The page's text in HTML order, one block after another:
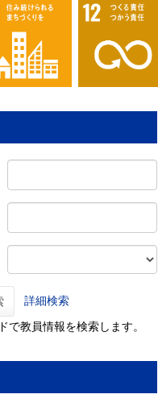
詳細検索
で教員情報を検索します。